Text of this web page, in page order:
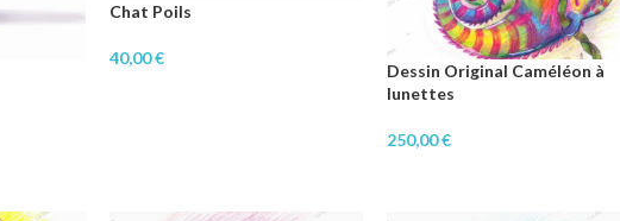
Chat Poils
40,00€
Dessin Original Caméléon à
lunettes
250,00€